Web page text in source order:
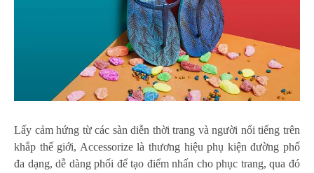
Lấy cảm hứng từ các sàn diễn thời trang và người nổi tiếng trên
khắp thế giới, Accessorize là thương hiệu phụ kiện đường phố
đa dạng, dễ dàng phối để tạo điểm nhấn cho phục trang, qua đó